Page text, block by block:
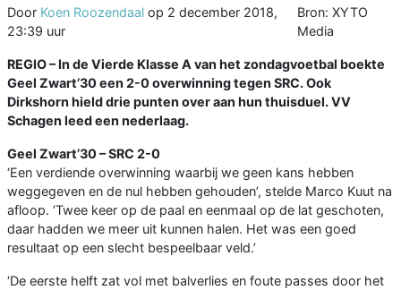
Door Koen Roozendaal op 2 december 2018,
23:39 uur
Bron: XYTO
Media
REGIO –In de Vierde Klasse A van het zondagvoetbal boekte
Geel Zwart’30 een 2-0 overwinning tegen SRC. Ook
Dirkshorn hield drie punten over aan hun thuisduel. VV
Schagen leed een nederlaag.
Geel Zwart’30 – SRC 2-0
‘Een verdiende overwinning waarbij we geen kans hebben
weggegeven en de nul hebben gehouden’, stelde Marco Kuut na
afloop. ‘Twee keer op de paal en eenmaal op de lat geschoten,
daar hadden we meer uit kunnen halen. Het was een goed
resultaat op een slecht bespeelbaar veld.’
‘De eerste helft zat vol met balverlies en foute passes door het